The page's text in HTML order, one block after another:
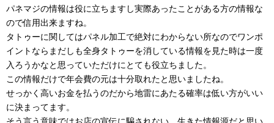
パネマジの情報は役に立ちますし実際あったことがある方の情報な
ので信用出来ますね。
タトゥーに関してはパネル加工で絶対にわからない所なのでワンポ
イントならまだしも全身タトゥーを消している情報を見た時は一度
入ろうかなと思っていただけにとても役立ちました。
この情報だけで年会費の元は十分取れたと思いましたね。
せっかく高いお金を払うのだから地雷にあたる確率は低い方がいい
に決まってます。